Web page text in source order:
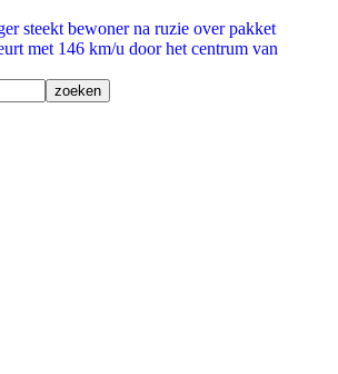
steekt bewoner na ruzie over pakket
met 146 km/u door het centrum van